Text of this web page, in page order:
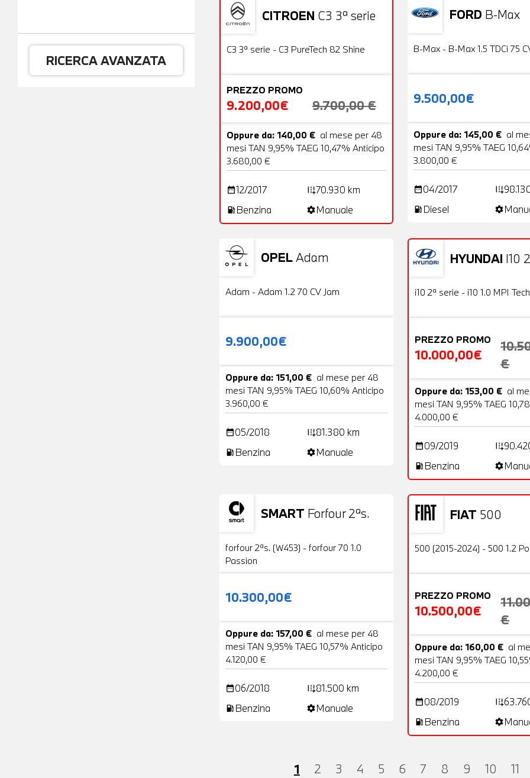
RICERCA AVANZATA
CITROEN C3 3ª serie
OFFERTA
Usato 22 Foto
C3 3ª serie - C3 PureTech 82 Shine
PREZZO PROMO
9.200,00€ 9.700,00 €
Oppure da: 140,00 € al mese per 48
mesi TAN 9,95% TAEG 10,47% Anticipo
3.680,00 €
date_range12/2017 add_road70.930 km
local_gas_station Benzina settingsManuale
FORD B-Max
Usato
B-Max - B-Max 1.5 TDCi 75
9.500,00€
Oppure da: 145,00 € al
mesi TAN 9,95% TAEG
3.800,00 €
date_range04/2017 add_road
local_gas_station Diesel settings
OPELAdam
Usato
Adam - Adam 1.2 70 CV Jam
9.900,00€
Oppure da: 151,00 € al mese per 48
mesi TAN 9,95% TAEG 10,60% Anticipo
3.960,00 €
date_range05/2018 add_road81.380 km
local_gas_station Benzina settingsManuale
HYUNDAI I10
OFFERTA
Usato
i10 2ª serie - i10 1.0 MPI Tech
PREZZO PROMO
10.000,00€
€
Oppure da: 153,00 € al
mesi TAN 9,95% TAEG
4.000,00 €
date_range09/2019 add_road
local_gas_station Benzina settings
SMART Forfour 2ªs.
Usato 19 Foto
forfour 2ªs. (W453) - forfour 70 1.0
Passion
10.300,00€
Oppure da: 157,00 € al mese per 48
mesi TAN 9,95% TAEG 10,57% Anticipo
4.120,00 €
date_range06/2018 add_road81.500 km
local_gas_station Benzina settingsManuale
FIAT 500
OFFERTA
Usato
500 (2015-2024) - 500 1.2
PREZZO PROMO
10.500,00€
€
Oppure da: 160,00 € al
mesi TAN 9,95% TAEG
4.200,00 €
date_range08/2019 add_road
local_gas_station Benzina settings
1 2 3 4 5 6 7 8 9 10 11